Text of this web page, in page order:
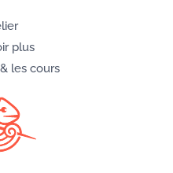
plus
les cours